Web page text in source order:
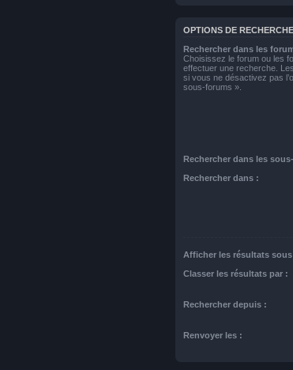
OPTIONS DE RECHERCHE
Rechercher dans les
Choisissez le forum ou les
effectuer une recherche.
si vous ne désactivez pas
sous-forums ».
Rechercher dans les
Rechercher dans :
Afficher les résultats
Classer les résultats par :
Rechercher depuis :
Renvoyer les :